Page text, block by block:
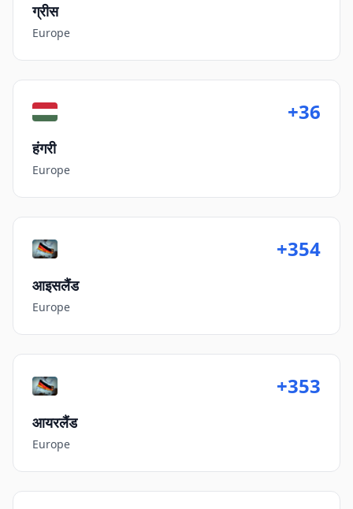
ग्रीस
Europe
+36
हंगरी
Europe
+354
आइसलैंड
Europe
+353
आयरलैंड
Europe